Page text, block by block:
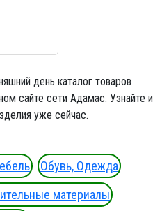
день каталог товаров
сайте сети Адамас. Узнайте и
уже сейчас.
Обувь, Одежда
материалы